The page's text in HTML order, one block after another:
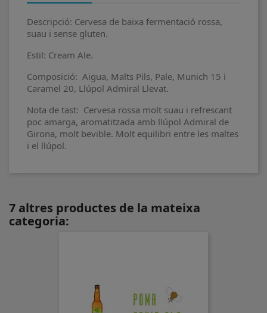
Descripció: Cervesa de baixa fermentació rossa,
suau i sense gluten.
Estil: Cream Ale.
Composició: Aigua, Malts Pils, Pale, Munich 15 i
Caramel 20, Llúpol Admiral Llevat.
Nota de tast: Cervesa rossa molt suau i refrescant
poc amarga, aromatitzada amb llúpol Admiral de
Girona, molt bevible. Molt equilibri entre les maltes
i el llúpol.
7 altres productes de la mateixa
categoria: